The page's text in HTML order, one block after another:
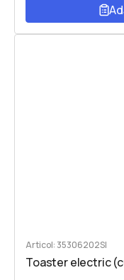
Articol: 35306202SI
Toaster electric